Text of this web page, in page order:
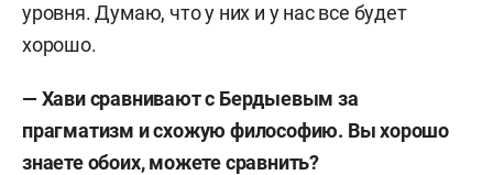
уровня. Думаю, что у них и у нас все будет
хорошо.
— Хави сравнивают с Бердыевым за
прагматизм и схожую философию. Вы хорошо
знаете обоих, можете сравнить?